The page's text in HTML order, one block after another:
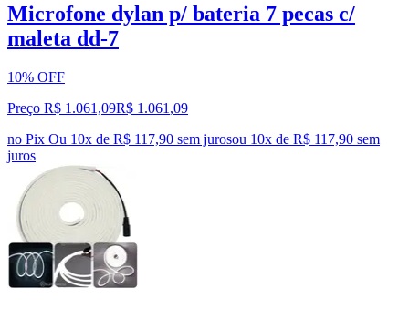
Microfone dylan p/ bateria 7 pecas c/
maleta dd-7
10% OFF
Preço R$ 1.061,09R$ 1.061 ,09
no Pix Ou 10x de R$ 117,90 sem jurosou 10x de R$ 117,90 sem
juros